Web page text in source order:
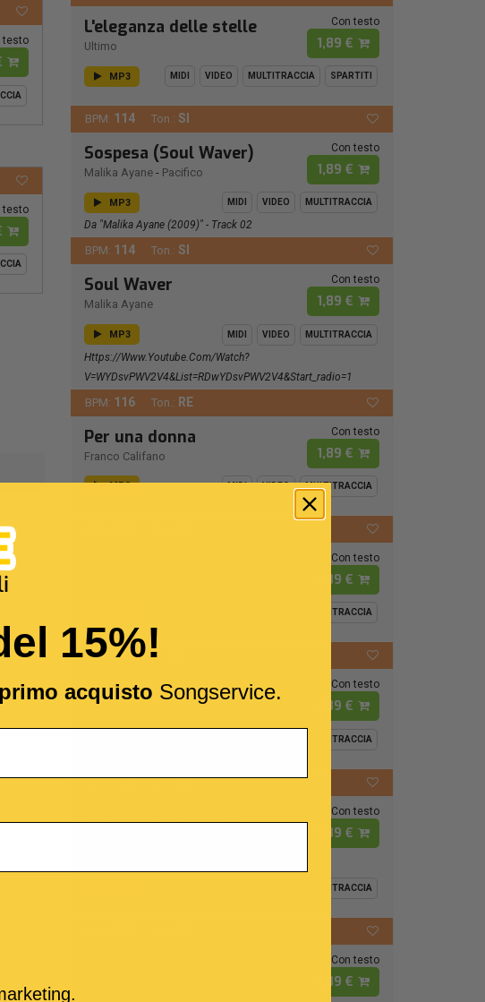
testo
testo
L'eleganza delle stelle
Ultimo
Con testo
1,89 €
MP3 MIDI VIDEO MULTITRACCIA SPARTITI
BPM: 114 Ton.: SI
Sospesa (Soul Waver)
Malika Ayane - Pacifico
Con testo
1,89 €
MP3 MIDI VIDEO MULTITRACCIA
Da "Malika Ayane (2009)" - Track 02
BPM: 114 Ton.: SI
Soul Waver
Malika Ayane
Con testo
1,89 €
MP3 MIDI VIDEO MULTITRACCIA
Https://www.youtube.com/watch?
V=wYDsvPWV2V4&list=RDwYDsvPWV2V4&start_radio=1
BPM: 116 Ton.: RE
Per una donna
Franco Califano
Con testo
1,89 €
MP3 MIDI VIDEO MULTITRACCIA
Con testo
1,89 €
MULTITRACCIA
BPM: 72 Ton.:
I Cento Passi Con testo
1,89 €
MULTITRACCIA
BPM:126 Ton.:RE
Con testo
1,89 €
MULTITRACCIA
Con testo
1,89 €
15%!
acquisto Songservice.